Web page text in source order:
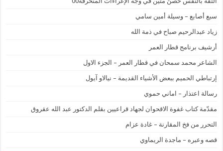
سبع أصابع – وسيلة أمين سامي
زياد عبدالرحيم صباح في ذمة الله
أرشيف برنامج قطار العمر
الشاعر محمد سمحان في قطار العمر – الجزء الاول
إرتباطي الحميم ببعض الأشياء القديمة – نيالاو آيول
رسالة اعتذار – اماني حموي
مقدّمة كتاب غفوة الاقحوان لجهاد قراعيين بقلم الدكتور عبد الله عقروق
التحرر من فخ المقارنة – غادة عزام
قصه وعبره – ماجدة الريماوي